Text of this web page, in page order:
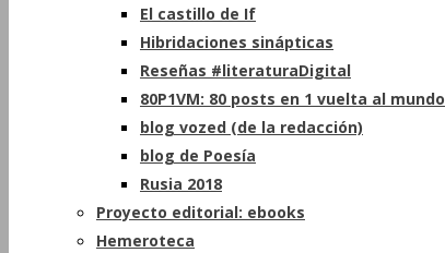
El castillo de If
Hibridaciones sinápticas
Reseñas #literaturaDigital
80P1VM: 80 posts en 1 vuelta al mundo
blog vozed (de la redacción)
blog de Poesía
Rusia 2018
Proyecto editorial: ebooks
Hemeroteca